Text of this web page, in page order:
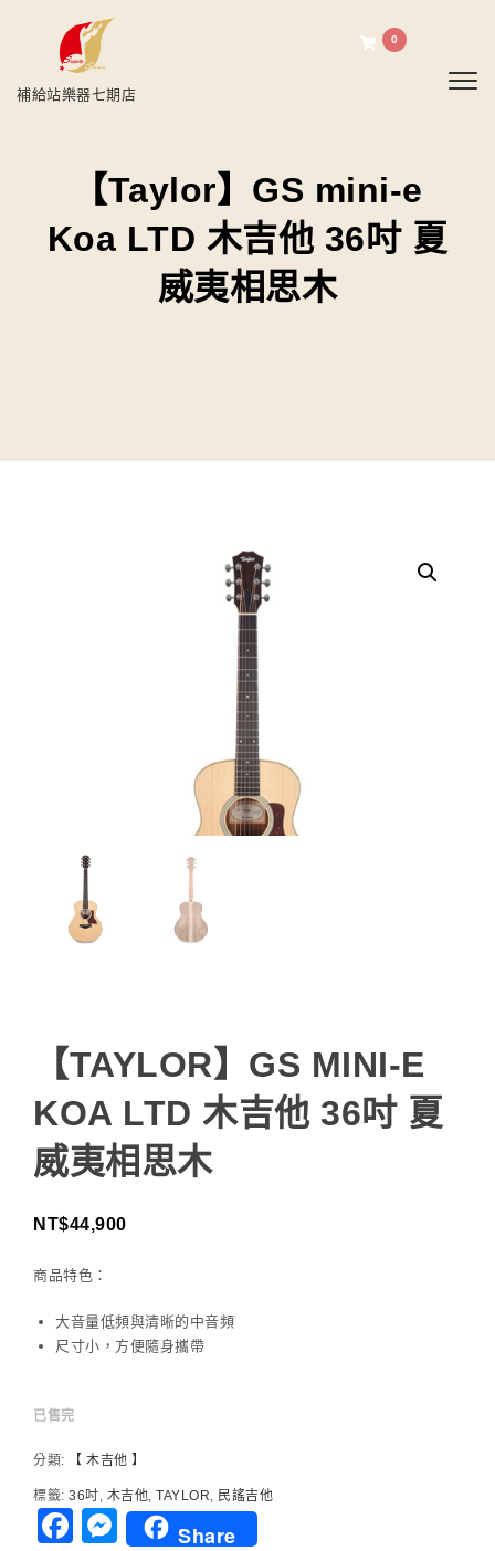
補給站樂器七期店
0
【Taylor】GS mini-e
Koa LTD 木吉他 36吋 夏
威夷相思木
【TAYLOR】GS MINI-E
KOA LTD 木吉他 36吋 夏
威夷相思木
NT$44,900
商品特色：
大音量低頻與清晰的中音頻
尺寸小，方便隨身攜帶
已售完
分類: 【 木吉他 】
標籤: 36吋, 木吉他, TAYLOR, 民謠吉他
Facebook
Messenger
Share